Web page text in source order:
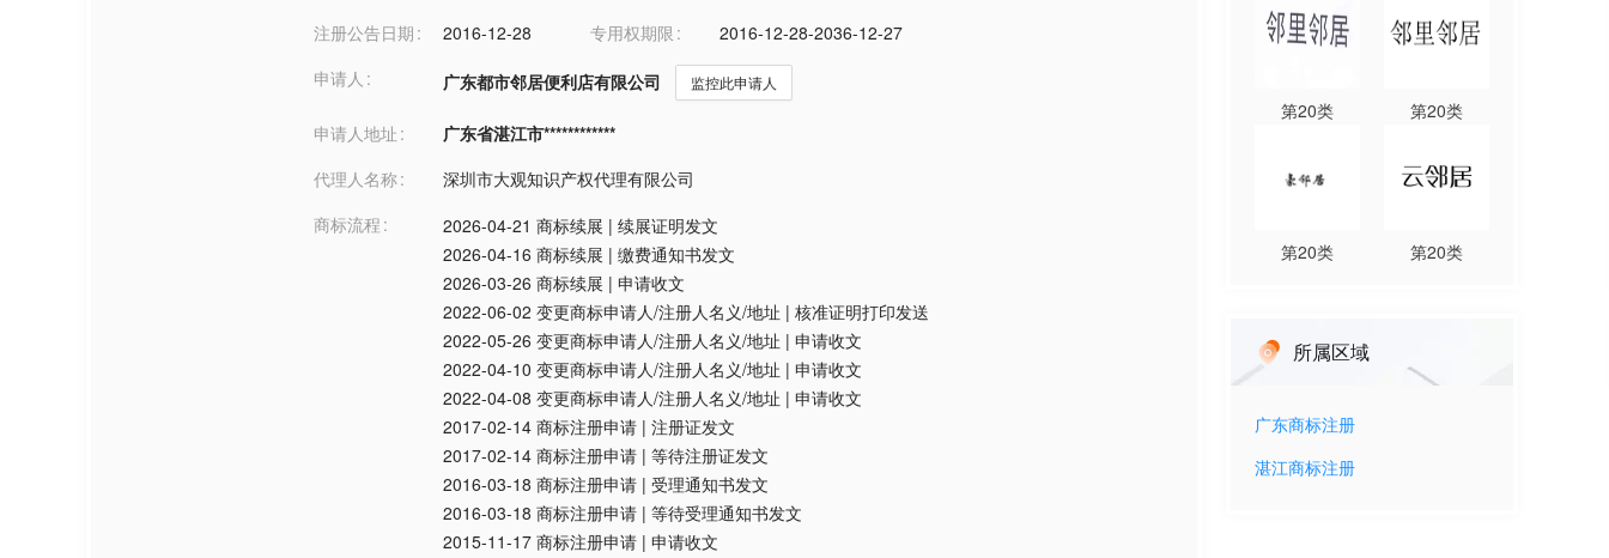
注册公告日期
2016-12-28 专用权期限
2016-12-28-2036-12-27
申请人
广东都市邻居便利店有限公司 监控此申请人
申请人地址
广东省湛江市************
代理人名称
深圳市大观知识产权代理有限公司
商标流程
2026-04-21 商标续展 | 续展证明发文
2026-04-16 商标续展 | 缴费通知书发文
2026-03-26 商标续展 | 申请收文
2022-06-02 变更商标申请人/注册人名义/地址 | 核准证明打印发送
2022-05-26 变更商标申请人/注册人名义/地址 | 申请收文
2022-04-10 变更商标申请人/注册人名义/地址 | 申请收文
2022-04-08 变更商标申请人/注册人名义/地址 | 申请收文
2017-02-14 商标注册申请 | 注册证发文
2017-02-14 商标注册申请 | 等待注册证发文
2016-03-18 商标注册申请 | 受理通知书发文
2016-03-18 商标注册申请 | 等待受理通知书发文
2015-11-17 商标注册申请 | 申请收文
第20类 第20类
第20类 第20类
所属区域
广东商标注册
湛江商标注册